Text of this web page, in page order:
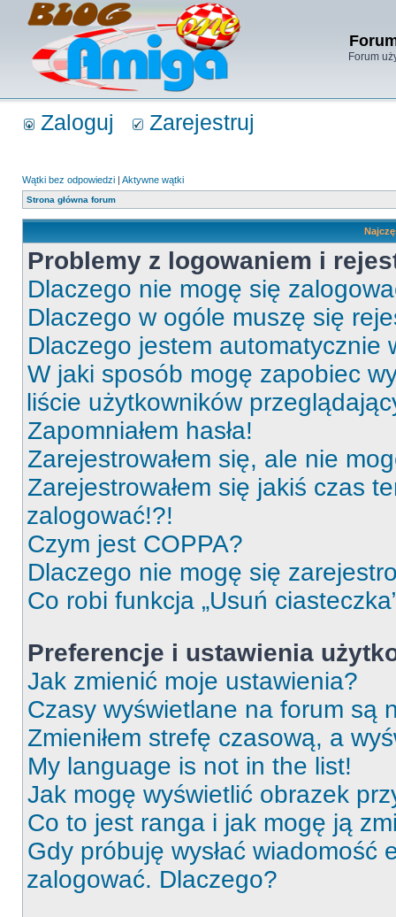
Forum
Zaloguj Zarejestruj
Wątki bez odpowiedzi | Aktywne wątki
Strona główna forum
Problemy z logowaniem i
Dlaczego nie mogę się
Dlaczego w ogóle muszę się
Dlaczego jestem automatycznie
W jaki sposób mogę zapobiec
liście użytkowników
Zapomniałem hasła!
Zarejestrowałem się, ale nie
Zarejestrowałem się jakiś czas
zalogować!?!
Czym jest COPPA?
Dlaczego nie mogę się
Co robi funkcja „Usuń
Preferencje i ustawienia
Jak zmienić moje ustawienia?
Czasy wyświetlane na forum są
Zmieniłem strefę czasową, a
My language is not in the list!
Jak mogę wyświetlić obrazek
Co to jest ranga i jak mogę ją
Gdy próbuję wysłać wiadomość
zalogować. Dlaczego?